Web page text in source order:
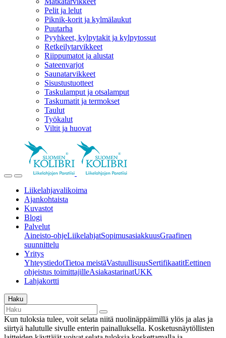
Pelit ja lelut
Piknik-korit ja kylmälaukut
Puutarha
Pyyhkeet, kylpytakit ja kylpytossut
Retkeilytarvikkeet
Riippumatot ja alustat
Sateenvarjot
Saunatarvikkeet
Sisustustuotteet
Taskulamput ja otsalamput
Taskumatit ja termokset
Taulut
Työkalut
Viltit ja huovat
Liikelahjavalikoima
Ajankohtaista
Kuvastot
Blogi
Palvelut
Aineisto-ohjeLiikelahjatSopimusasiakkuusGraafinen
suunnittelu
Yritys
YhteystiedotTietoa meistäVastuullisuusSertifikaatitEettinen
ohjeistus toimittajilleAsiakastarinatUKK
Lahjakortti
Haku
Kun tuloksia tulee, voit selata niitä nuolinäppäimillä ylös ja alas ja
siirtyä halutulle sivulle enterin painalluksella. Kosketusnäytöllisten